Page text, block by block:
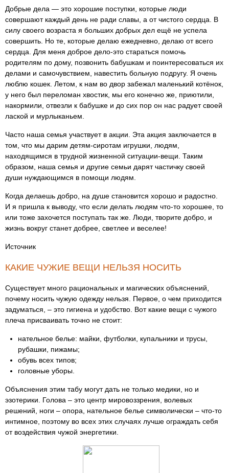
Добрые дела — это хорошие поступки, которые люди
совершают каждый день не ради славы, а от чистого сердца. В
силу своего возраста я больших добрых дел ещё не успела
совершить. Но те, которые делаю ежедневно, делаю от всего
сердца. Для меня доброе дело-это стараться помочь
родителям по дому, позвонить бабушкам и поинтересоваться их
делами и самочувствием, навестить больную подругу. Я очень
люблю кошек. Летом, к нам во двор забежал маленький котёнок,
у него был переломан хвостик, мы его конечно же, приютили,
накормили, отвезли к бабушке и до сих пор он нас радует своей
лаской и мурлыканьем.
Часто наша семья участвует в акции. Эта акция заключается в
том, что мы дарим детям-сиротам игрушки, людям,
находящимся в трудной жизненной ситуации-вещи. Таким
образом, наша семья и другие семьи дарят частичку своей
души нуждающимся в помощи людям.
Когда делаешь добро, на душе становится хорошо и радостно.
И я пришла к выводу, что если делать людям что-то хорошее, то
или тоже захочется поступать так же. Люди, творите добро, и
жизнь вокруг станет добрее, светлее и веселее!
Источник
КАКИЕ ЧУЖИЕ ВЕЩИ НЕЛЬЗЯ НОСИТЬ
Существует много рациональных и магических объяснений,
почему носить чужую одежду нельзя. Первое, о чем приходится
задуматься, – это гигиена и удобство. Вот какие вещи с чужого
плеча присваивать точно не стоит:
нательное белье: майки, футболки, купальники и трусы,
рубашки, пижамы;
обувь всех типов;
головные уборы.
Объяснения этим табу могут дать не только медики, но и
эзотерики. Голова – это центр мировоззрения, волевых
решений, ноги – опора, нательное белье символически – что-то
интимное, поэтому во всех этих случаях лучше ограждать себя
от воздействия чужой энергетики.